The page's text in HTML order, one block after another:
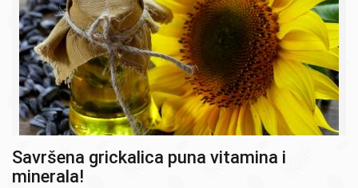
Savršena grickalica puna vitamina i
minerala!